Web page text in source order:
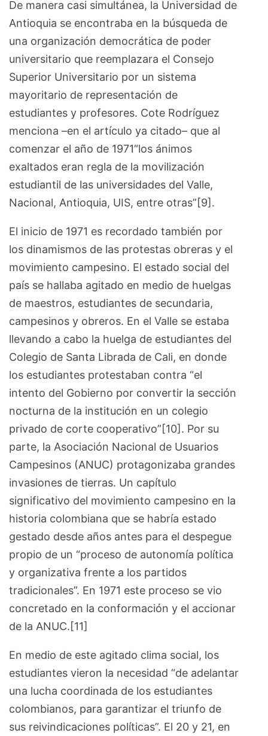
De manera casi simultánea, la Universidad de
Antioquia se encontraba en la búsqueda de
una organización democrática de poder
universitario que reemplazara el Consejo
Superior Universitario por un sistema
mayoritario de representación de
estudiantes y profesores. Cote Rodríguez
menciona –en el artículo ya citado– que al
comenzar el año de 1971“los ánimos
exaltados eran regla de la movilización
estudiantil de las universidades del Valle,
Nacional, Antioquia, UIS, entre otras”[9].
El inicio de 1971 es recordado también por
los dinamismos de las protestas obreras y el
movimiento campesino. El estado social del
país se hallaba agitado en medio de huelgas
de maestros, estudiantes de secundaria,
campesinos y obreros. En el Valle se estaba
llevando a cabo la huelga de estudiantes del
Colegio de Santa Librada de Cali, en donde
los estudiantes protestaban contra “el
intento del Gobierno por convertir la sección
nocturna de la institución en un colegio
privado de corte cooperativo”[10]. Por su
parte, la Asociación Nacional de Usuarios
Campesinos (ANUC) protagonizaba grandes
invasiones de tierras. Un capítulo
significativo del movimiento campesino en la
historia colombiana que se habría estado
gestado desde años antes para el despegue
propio de un “proceso de autonomía política
y organizativa frente a los partidos
tradicionales”. En 1971 este proceso se vio
concretado en la conformación y el accionar
de la ANUC.[11]
En medio de este agitado clima social, los
estudiantes vieron la necesidad “de adelantar
una lucha coordinada de los estudiantes
colombianos, para garantizar el triunfo de
sus reivindicaciones políticas”. El 20 y 21, en